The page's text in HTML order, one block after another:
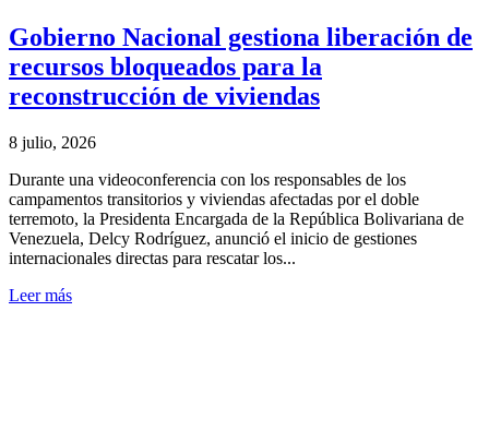
Gobierno Nacional gestiona liberación de
recursos bloqueados para la
reconstrucción de viviendas
8 julio, 2026
Durante una videoconferencia con los responsables de los
campamentos transitorios y viviendas afectadas por el doble
terremoto, la Presidenta Encargada de la República Bolivariana de
Venezuela, Delcy Rodríguez, anunció el inicio de gestiones
internacionales directas para rescatar los...
Leer más